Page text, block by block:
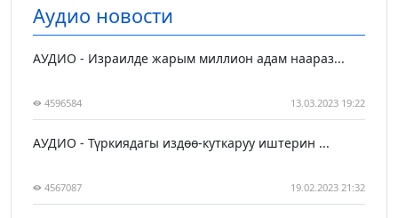
Аудио новости
АУДИО - Израилде жарым миллион адам наараз...
4596584 13.03.2023 19:22
АУДИО - Түркиядагы издөө-куткаруу иштерин ...
4567087 19.02.2023 21:32